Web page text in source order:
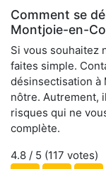
Comment se
Montjoie-en-
Si vous souhaitez
faites simple.
désinsectisation à
nôtre. Autrement,
risques qui ne
complète.
4.8 / 5 (117 votes)